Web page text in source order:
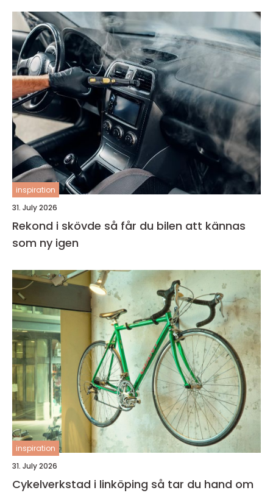
inspiration
31. July 2026
Rekond i skövde så får du bilen att kännas
som ny igen
inspiration
31. July 2026
Cykelverkstad i linköping så tar du hand om